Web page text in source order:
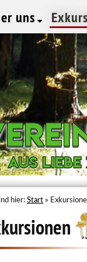
uns
Aus
Aus
hier:Start »